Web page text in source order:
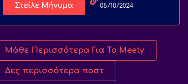
Στείλε Μήνυμα 08/10/2024
Μάθε Περισσότερα Για Το Meety
Δες περισσότερα ποστ